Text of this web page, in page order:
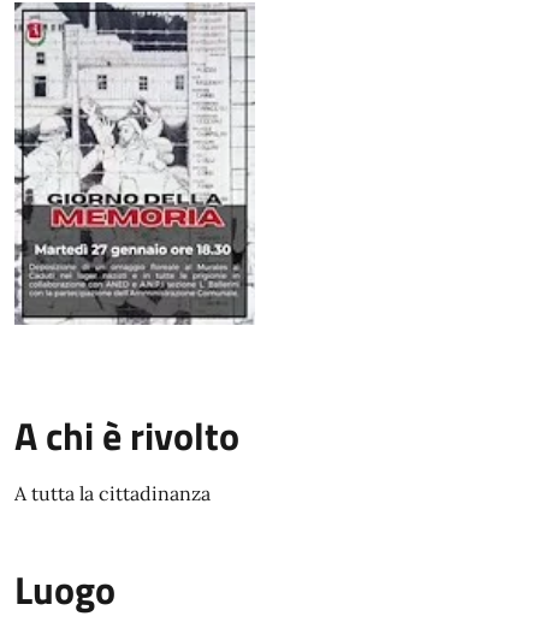
A chi è rivolto
A tutta la cittadinanza
Luogo